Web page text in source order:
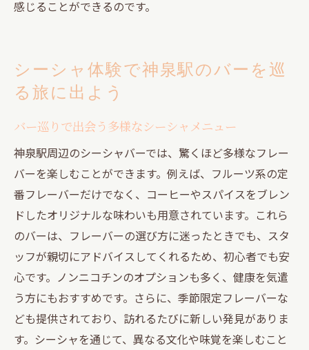
感じることができるのです。
シーシャ体験で神泉駅のバーを巡
る旅に出よう
バー巡りで出会う多様なシーシャメニュー
神泉駅周辺のシーシャバーでは、驚くほど多様なフレー
バーを楽しむことができます。例えば、フルーツ系の定
番フレーバーだけでなく、コーヒーやスパイスをブレン
ドしたオリジナルな味わいも用意されています。これら
のバーは、フレーバーの選び方に迷ったときでも、スタ
ッフが親切にアドバイスしてくれるため、初心者でも安
心です。ノンニコチンのオプションも多く、健康を気遣
う方にもおすすめです。さらに、季節限定フレーバーな
ども提供されており、訪れるたびに新しい発見がありま
す。シーシャを通じて、異なる文化や味覚を楽しむこと